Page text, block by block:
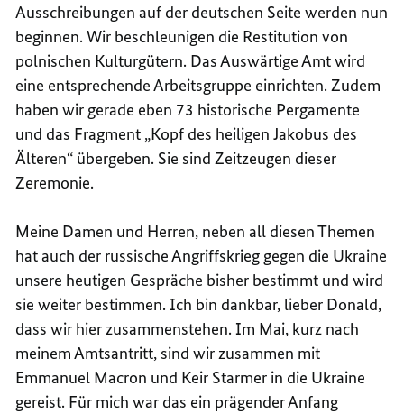
Ausschreibungen auf der deutschen Seite werden nun
beginnen. Wir beschleunigen die Restitution von
polnischen Kulturgütern. Das Auswärtige Amt wird
eine entsprechende Arbeitsgruppe einrichten. Zudem
haben wir gerade eben 73 historische Pergamente
und das Fragment „Kopf des heiligen Jakobus des
Älteren“ übergeben. Sie sind Zeitzeugen dieser
Zeremonie.
Meine Damen und Herren, neben all diesen Themen
hat auch der russische Angriffskrieg gegen die Ukraine
unsere heutigen Gespräche bisher bestimmt und wird
sie weiter bestimmen. Ich bin dankbar, lieber Donald,
dass wir hier zusammenstehen. Im Mai, kurz nach
meinem Amtsantritt, sind wir zusammen mit
Emmanuel Macron und Keir Starmer in die Ukraine
gereist. Für mich war das ein prägender Anfang